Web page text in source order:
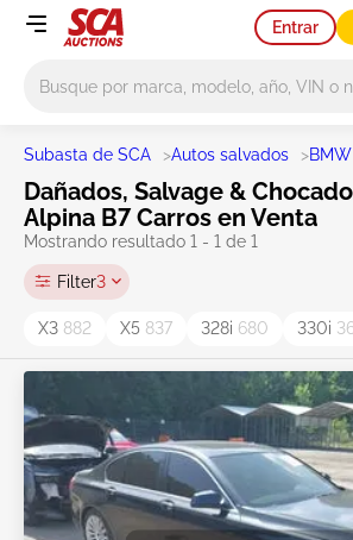
Entrar
Subasta de SCA >Autos salvados >BMW
Dañados, Salvage &
Alpina B7 Carros en Venta
Mostrando resultado 1 - 1 de 1
Filter3
X3 882 X5 837 328i 680 330i